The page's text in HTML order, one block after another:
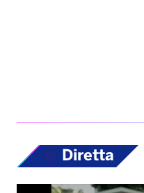
Diretta